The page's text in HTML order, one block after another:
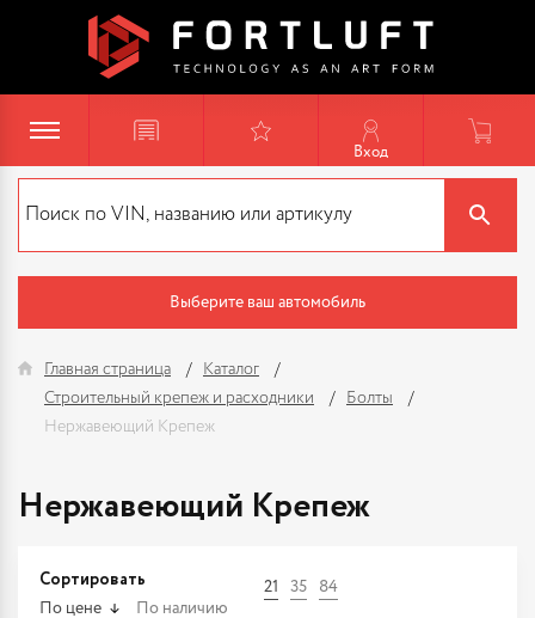
Вход
Выберите ваш автомобиль
Главная страница
Каталог
Строительный крепеж и расходники
Болты
Нержавеющий Крепеж
Нержавеющий Крепеж
Сортировать
По цене По наличию
21 35 84